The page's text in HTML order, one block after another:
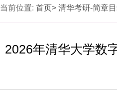
当前位置: 首页> 清华考研-简章
2026年清华大学数